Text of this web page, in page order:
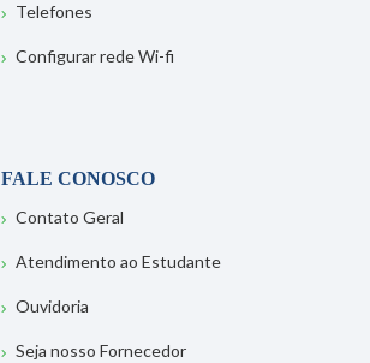
Telefones
Configurar rede Wi-fi
FALE CONOSCO
Contato Geral
Atendimento ao Estudante
Ouvidoria
Seja nosso Fornecedor